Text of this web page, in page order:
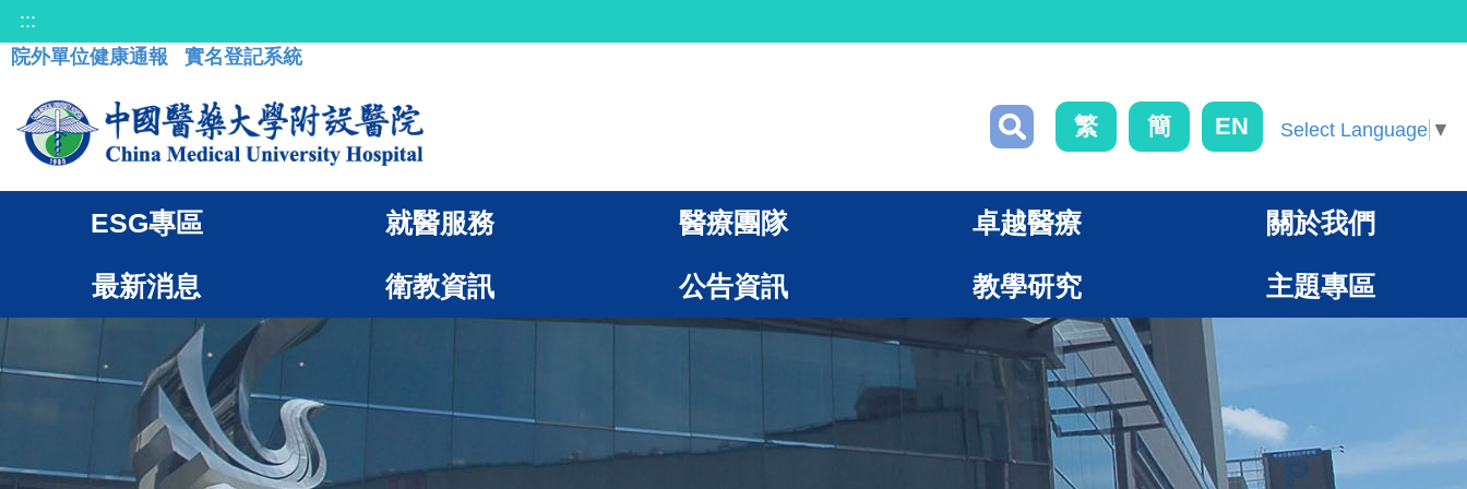
:::
院外單位健康通報
實名登記系統
繁 簡 EN Select Language ▼
ESG專區 就醫服務 醫療團隊 卓越醫療 關於我們
最新消息 衛教資訊 公告資訊 教學研究 主題專區